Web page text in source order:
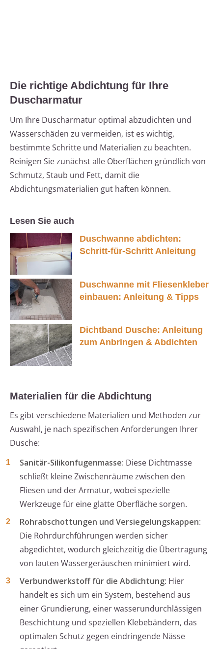
Die richtige Abdichtung für Ihre
Duscharmatur
Um Ihre Duscharmatur optimal abzudichten und
Wasserschäden zu vermeiden, ist es wichtig,
bestimmte Schritte und Materialien zu beachten.
Reinigen Sie zunächst alle Oberflächen gründlich von
Schmutz, Staub und Fett, damit die
Abdichtungsmaterialien gut haften können.
Lesen Sie auch
Duschwanne abdichten:
Schritt-für-Schritt Anleitung
Duschwanne mit Fliesenkleber
einbauen: Anleitung & Tipps
Dichtband Dusche: Anleitung
zum Anbringen & Abdichten
Materialien für die Abdichtung
Es gibt verschiedene Materialien und Methoden zur
Auswahl, je nach spezifischen Anforderungen Ihrer
Dusche:
Sanitär-Silikonfugenmasse: Diese Dichtmasse
schließt kleine Zwischenräume zwischen den
Fliesen und der Armatur, wobei spezielle
Werkzeuge für eine glatte Oberfläche sorgen.
Rohrabschottungen und Versiegelungskappen:
Die Rohrdurchführungen werden sicher
abgedichtet, wodurch gleichzeitig die Übertragung
von lauten Wassergeräuschen minimiert wird.
Verbundwerkstoff für die Abdichtung: Hier
handelt es sich um ein System, bestehend aus
einer Grundierung, einer wasserundurchlässigen
Beschichtung und speziellen Klebebändern, das
optimalen Schutz gegen eindringende Nässe